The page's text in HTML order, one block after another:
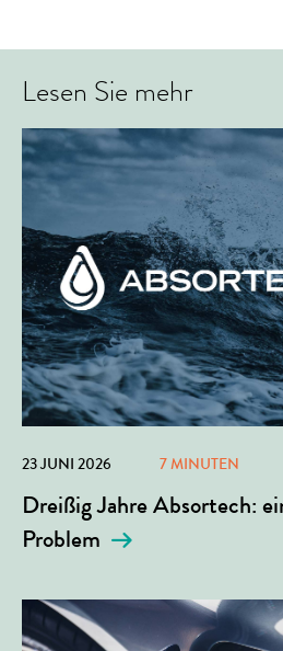
Lesen Sie mehr
23 JUNI 2026 7 MINUTEN
Dreißig Jahre Absortech:
Problem